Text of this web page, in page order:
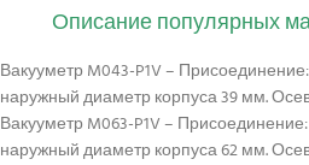
Описание популярных
Вакууметр M043-P1V –
наружный диаметр корпуса 39 мм.
Вакууметр M063-P1V –
наружный диаметр корпуса 62 мм.